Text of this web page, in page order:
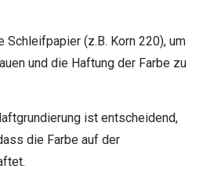
Schleifpapier (z.B. Korn 220), um
und die Haftung der Farbe zu
ist entscheidend,
die Farbe auf der